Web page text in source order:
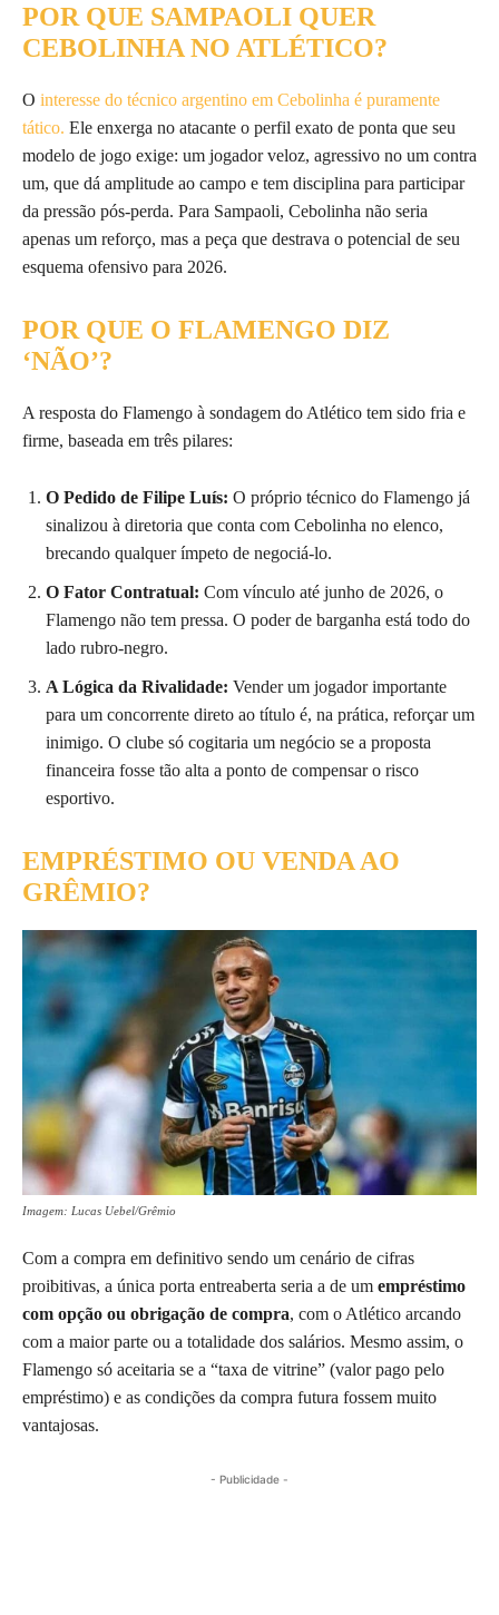
POR QUE SAMPAOLI QUER
CEBOLINHA NO ATLÉTICO?
O interesse do técnico argentino em Cebolinha é puramente
tático. Ele enxerga no atacante o perfil exato de ponta que seu
modelo de jogo exige: um jogador veloz, agressivo no um contra
um, que dá amplitude ao campo e tem disciplina para participar
da pressão pós-perda. Para Sampaoli, Cebolinha não seria
apenas um reforço, mas a peça que destrava o potencial de seu
esquema ofensivo para 2026.
POR QUE O FLAMENGO DIZ
‘NÃO’?
A resposta do Flamengo à sondagem do Atlético tem sido fria e
firme, baseada em três pilares:
O Pedido de Filipe Luís: O próprio técnico do Flamengo já
sinalizou à diretoria que conta com Cebolinha no elenco,
brecando qualquer ímpeto de negociá-lo.
O Fator Contratual: Com vínculo até junho de 2026, o
Flamengo não tem pressa. O poder de barganha está todo do
lado rubro-negro.
A Lógica da Rivalidade: Vender um jogador importante
para um concorrente direto ao título é, na prática, reforçar um
inimigo. O clube só cogitaria um negócio se a proposta
financeira fosse tão alta a ponto de compensar o risco
esportivo.
EMPRÉSTIMO OU VENDA AO
GRÊMIO?
Imagem: Lucas Uebel/Grêmio
Com a compra em definitivo sendo um cenário de cifras
proibitivas, a única porta entreaberta seria a de um empréstimo
com opção ou obrigação de compra, com o Atlético arcando
com a maior parte ou a totalidade dos salários. Mesmo assim, o
Flamengo só aceitaria se a “taxa de vitrine” (valor pago pelo
empréstimo) e as condições da compra futura fossem muito
vantajosas.
- Publicidade -